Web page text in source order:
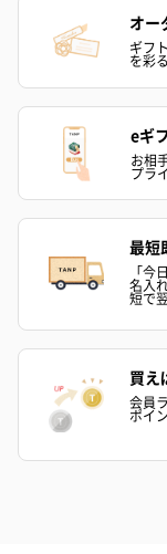
オー
ギフ
を彩
eギ
お相
プラ
最短
「今
名入
短で
買え
会員
ポイ